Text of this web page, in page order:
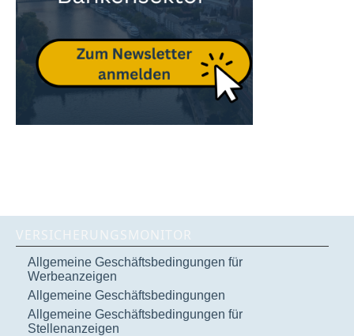
VERSICHERUNGSMONITOR
Allgemeine Geschäftsbedingungen für
Werbeanzeigen
Allgemeine Geschäftsbedingungen
Allgemeine Geschäftsbedingungen für
Stellenanzeigen